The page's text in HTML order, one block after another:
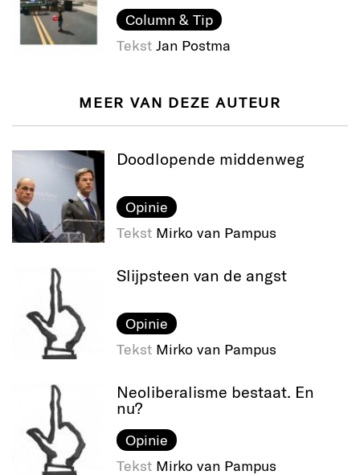
Column & Tip
Tekst Jan Postma
MEER VAN DEZE AUTEUR
Doodlopende middenweg
Opinie
Tekst Mirko van Pampus
Slijpsteen van de angst
Opinie
Tekst Mirko van Pampus
Neoliberalisme bestaat. En
nu?
Opinie
Tekst Mirko van Pampus